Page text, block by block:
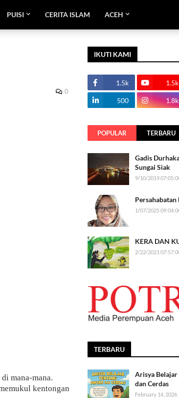
PUISI CERITA ISLAM ACEH
0
mana-mana.
kentongan
IKUTI KAMI
1.5k 1.5k
500 1.8k
POPULAR TERBARU
Gadis
Sungai Siak
9/10/2019
1/07/2025
KERA DAN
2/22/2021
TERBARU
Arisya
dan Cerdas
February 14, 2026